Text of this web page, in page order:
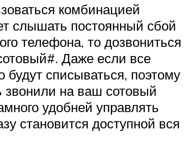
комбинацией
слышать постоянный сбой
телефона, то дозвониться
Даже если все
списываться, поэтому
звонили на ваш сотовый
удобней управлять
становится доступной вся